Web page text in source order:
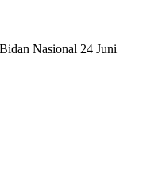
Nasional 24 Juni